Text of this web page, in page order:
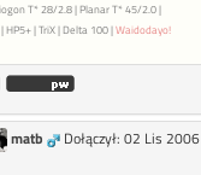
T* 28/2.8 | Planar T* 45/2.0 |
HP5+ | TriX | Delta 100 |Waidodayo!
matb
Dołączył: 02 Lis 2006